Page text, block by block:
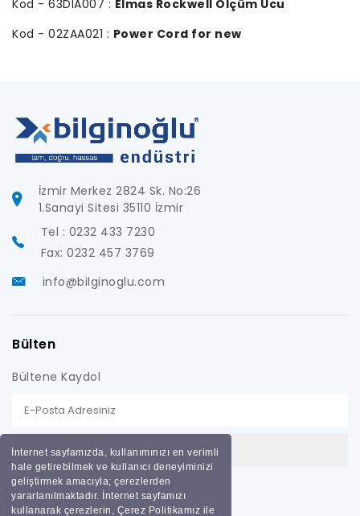
İnternet sayfamızda, kullanımınızı en verimli
hale getirebilmek ve kullanıcı deneyiminizi
geliştirmek amacıyla; çerezlerden
yararlanılmaktadır. İnternet sayfamızı
kullanarak çerezlerin, Çerez Politikamız ile
Kod - 63DIA007 : Elmas Rockwell Ölçüm Ucu
Kod - 02ZAA021 : Power Cord for new
İzmir Merkez 2824 Sk. No:26
1.Sanayi Sitesi 35110 İzmir
Tel : 0232 433 7230
Fax: 0232 457 3769
info@bilginoglu.com
Bülten
Bültene Kaydol